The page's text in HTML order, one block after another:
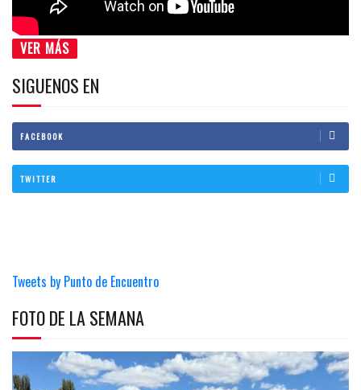
VER MÁS
SIGUENOS EN
FACEBOOK
TWITTER
Tweets by Punto de Encuentro
FOTO DE LA SEMANA